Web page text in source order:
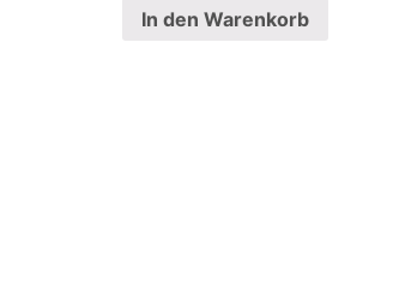
In den Warenkorb